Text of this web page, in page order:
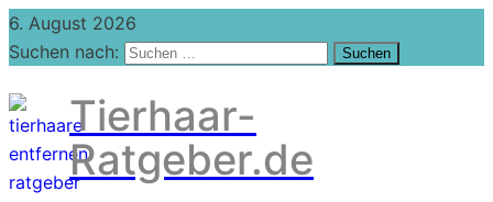
6. August 2026
Suchen nach:
Tierhaar-
Ratgeber.de